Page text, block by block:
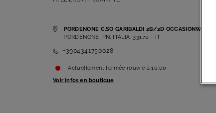
PORDENONE C.SO GARIBALDI 2B/2D OCCASIONW
PORDENONE, PN, ITALIA, 33170 - IT
+3904341750028
Actuellement fermée rouvre à10:00
Voir infos en boutique